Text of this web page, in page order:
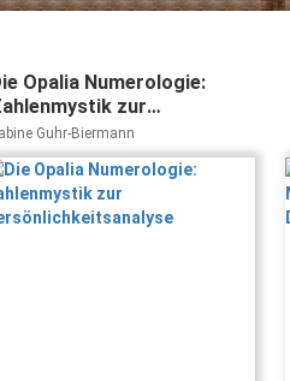
Opalia Numerologie:
zur
Guhr-Biermann